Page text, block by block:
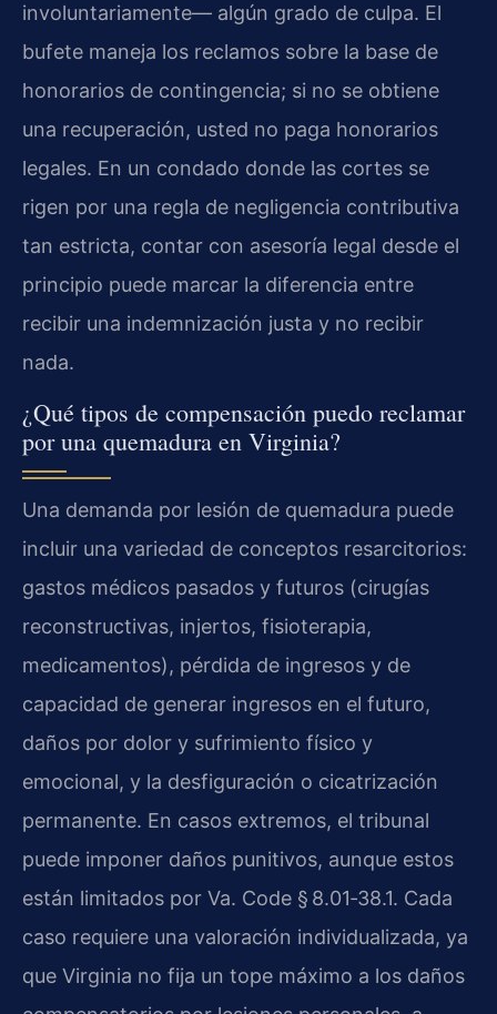
involuntariamente— algún grado de culpa. El
bufete maneja los reclamos sobre la base de
honorarios de contingencia; si no se obtiene
una recuperación, usted no paga honorarios
legales. En un condado donde las cortes se
rigen por una regla de negligencia contributiva
tan estricta, contar con asesoría legal desde el
principio puede marcar la diferencia entre
recibir una indemnización justa y no recibir
nada.
¿Qué tipos de compensación puedo reclamar
por una quemadura en Virginia?
Una demanda por lesión de quemadura puede
incluir una variedad de conceptos resarcitorios:
gastos médicos pasados y futuros (cirugías
reconstructivas, injertos, fisioterapia,
medicamentos), pérdida de ingresos y de
capacidad de generar ingresos en el futuro,
daños por dolor y sufrimiento físico y
emocional, y la desfiguración o cicatrización
permanente. En casos extremos, el tribunal
puede imponer daños punitivos, aunque estos
están limitados por Va. Code § 8.01‑38.1. Cada
caso requiere una valoración individualizada, ya
que Virginia no fija un tope máximo a los daños